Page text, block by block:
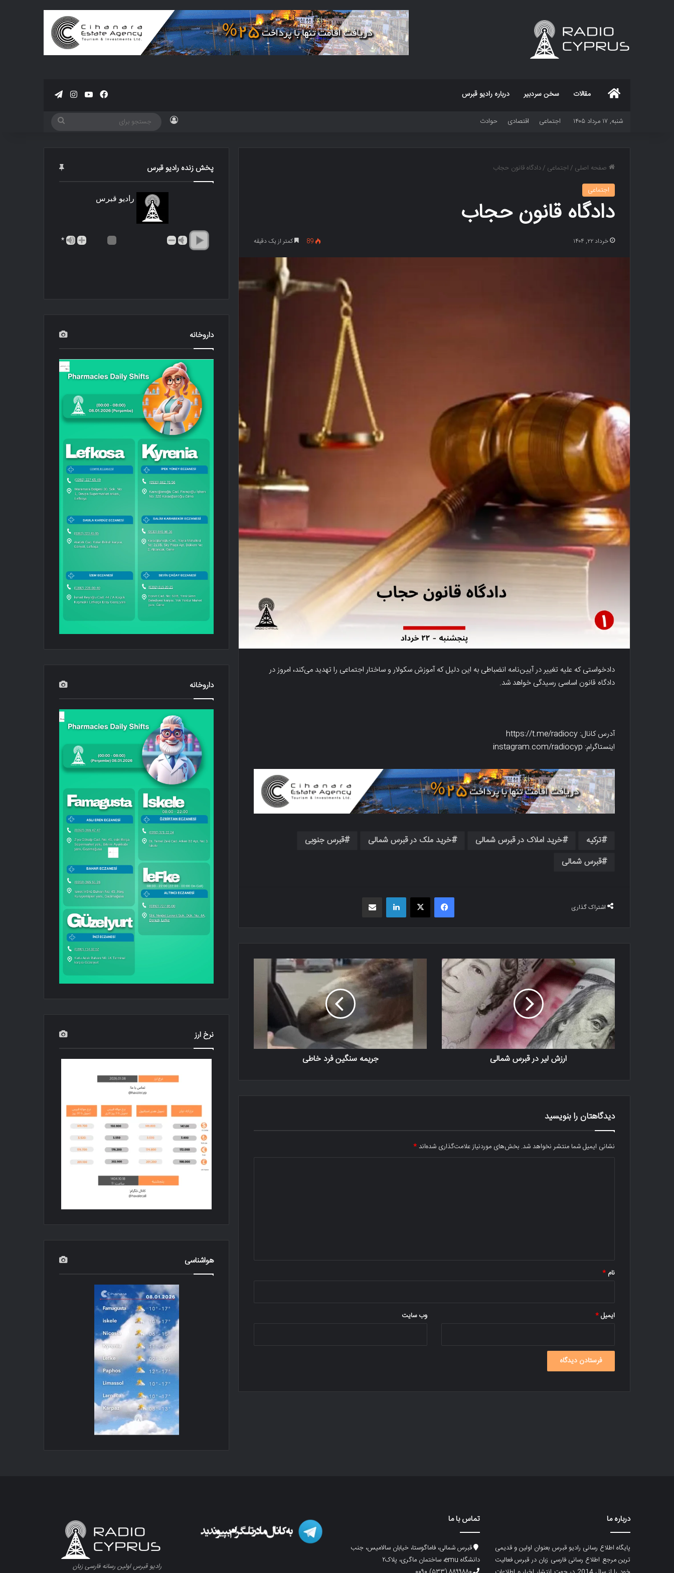
مقالات سخن سردبیر درباره رادیو قبرس فیسبوکیوتیوباینستاگرام
شنبه, ۱۷ مرداد ۱۴۰۵ اجتماعی اقتصادی حوادث
صفحه اصلی /اجتماعی /دادگاه قانون حجاب
اجتماعی
دادگاه قانون حجاب
خرداد ۲۲, ۱۴۰۴ 89 کمتر از یک دقیقه
دادخواستی که علیه تغییر در آیین‌نامه انضباطی به این دلیل که آموزش سکولار و ساختار اجتماعی را تهدید می‌کند، امروز در
دادگاه قانون اساسی رسیدگی خواهد شد.
آدرس کانال: https://t.me/radiocy
اینستاگرام: instagram.com/radiocyp
ترکیه خرید املاک در قبرس شمالی خرید ملک در قبرس شمالی
قبرس جنوبی
قبرس شمالی
اشتراک گذاری
فیسبوک X
ارزش لیر در قبرس شمالی جریمه سنگین فرد خاطی
دیدگاهتان را بنویسید
نشانی ایمیل شما منتشر نخواهد شد. بخش‌های موردنیاز علامت‌گذاری شده‌اند*
نام *
ایمیل* وب‌ سایت
پخش زنده رادیو قبرس
رادیو قبرس
*
داروخانه
داروخانه
نرخ ارز
هواشناسی
درباره ما
پایگاه اطلاع رسانی رادیو قبرس بعنوان اولین و قدیمی
ترین مرجع اطلاع رسانی فارسی زبان در قبرس فعالیت
تماس با ما
قبرس شمالی، فاماگوستا، خیابان سالامیس، جنب
دانشگاه emu، ساختمان ماگری، پلاک۲
رادیو قبرس اولین رسانه فارسی زبان